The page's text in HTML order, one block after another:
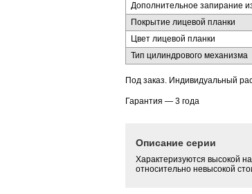
Дополнительное запирание
Покрытие лицевой планки
Цвет лицевой планки
Тип цилиндрового механизма
Под заказ. Индивидуальный
Гарантия — 3 года
Описание серии
Характеризуются высокой
относительно невысокой